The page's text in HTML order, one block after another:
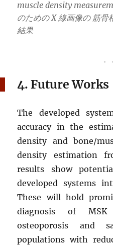
muscle density
のための X 線画像の 筋
結果
4. Future Works
The developed
accuracy in the
density and bone/
density estimation
results show
developed systems
These will hold
diagnosis of
osteoporosis and
populations with